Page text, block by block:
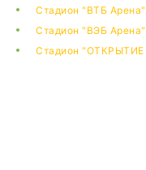
Стадион "ВТБ
Стадион "ВЭБ
Стадион "ОТКРЫТИЕ